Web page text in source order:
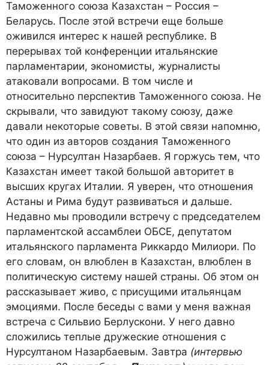
Таможенного союза Казахстан – Россия –
Беларусь. После этой встречи еще больше
оживился интерес к нашей республике. В
перерывах той конференции итальянские
парламентарии, экономисты, журналисты
атаковали вопросами. В том числе и
относительно перспектив Таможенного союза. Не
скрывали, что завидуют такому союзу, даже
давали некоторые советы. В этой связи напомню,
что один из авторов создания Таможенного
союза – Нурсултан Назарбаев. Я горжусь тем, что
Казахстан имеет такой большой авторитет в
высших кругах Италии. Я уверен, что отношения
Астаны и Рима будут развиваться и дальше.
Недавно мы проводили встречу с председателем
парламентской ассамблеи ОБСЕ, депутатом
итальянского парламента Риккардо Милиори. По
его словам, он влюблен в Казахстан, влюблен в
политическую систему нашей страны. Об этом он
рассказывает живо, с присущими итальянцам
эмоциями. После беседы с вами у меня важная
встреча с Сильвио Берлускони. У него давно
сложились теплые дружеские отношения с
Нурсултаном Назарбаевым. Завтра (интервью